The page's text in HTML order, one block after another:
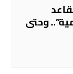
وحتى